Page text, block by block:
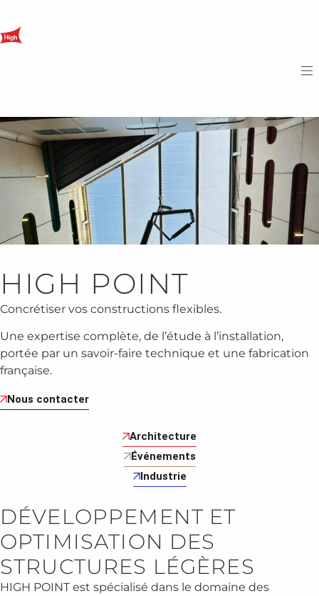
HIGH POINT
Concrétiser vos constructions flexibles.
Une expertise complète, de l’étude à l’installation,
portée par un savoir-faire technique et une fabrication
française.
Nous contacter
Architecture
Événements
Industrie
DÉVELOPPEMENT ET
OPTIMISATION DES
STRUCTURES LÉGÈRES
HIGH POINT est spécialisé dans le domaine des